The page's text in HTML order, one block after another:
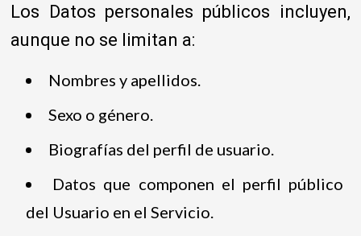
Los Datos personales públicos incluyen,
aunque no se limitan a:
Nombres y apellidos.
Sexo o género.
Biografías del perfil de usuario.
Datos que componen el perfil público
del Usuario en el Servicio.